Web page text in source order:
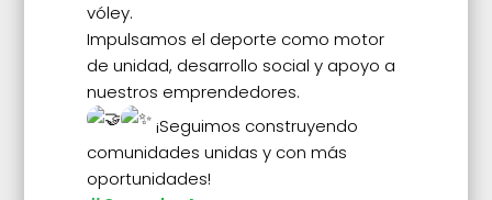
vóley.
Impulsamos el deporte como motor
de unidad, desarrollo social y apoyo a
nuestros emprendedores.
¡Seguimos construyendo
comunidades unidas y con más
oportunidades!